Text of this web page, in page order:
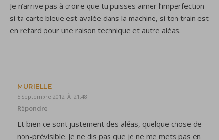
Je n’arrive pas à croire que tu puisses aimer l’imperfection
si ta carte bleue est avalée dans la machine, si ton train est
en retard pour une raison technique et autre aléas.
MURIELLE
5 Septembre 2012 À 21:48
Répondre
Et bien ce sont justement des aléas, quelque chose de
non-prévisible. Je ne dis pas que je ne me mets pas en